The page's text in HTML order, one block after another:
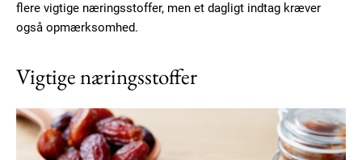
flere vigtige næringsstoffer, men et dagligt indtag kræver
også opmærksomhed.
Vigtige næringsstoffer